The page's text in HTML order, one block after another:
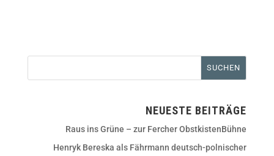
NEUESTE BEITRÄGE
Raus ins Grüne – zur Fercher ObstkistenBühne
Henryk Bereska als Fährmann deutsch-polnischer